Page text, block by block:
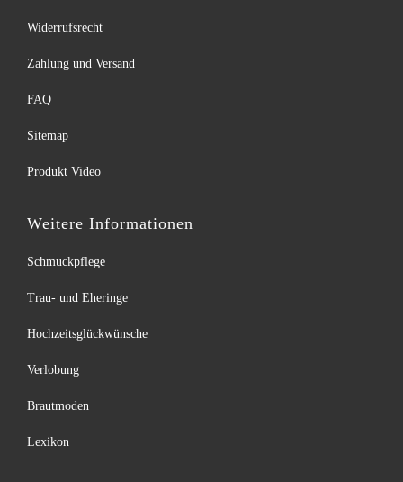
Widerrufsrecht
Zahlung und Versand
FAQ
Sitemap
Produkt Video
Weitere Informationen
Schmuckpflege
Trau- und Eheringe
Hochzeitsglückwünsche
Verlobung
Brautmoden
Lexikon